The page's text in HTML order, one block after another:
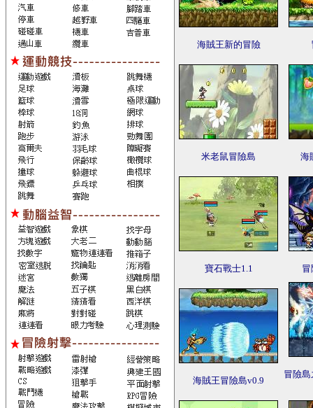
海賊王新的冒險
米老鼠冒險島 海
寶石戰士1.1
海賊王冒險島v0.9
冒險